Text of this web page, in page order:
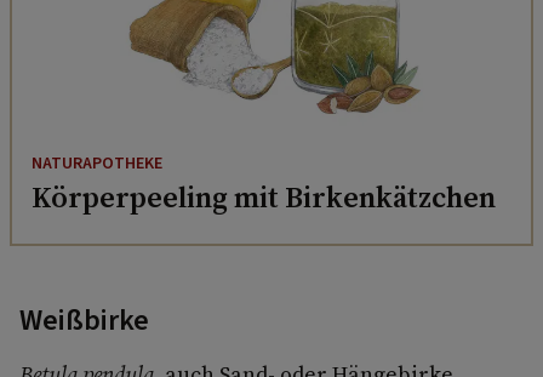
NATURAPOTHEKE
Körperpeeling mit Birkenkätzchen
Weißbirke